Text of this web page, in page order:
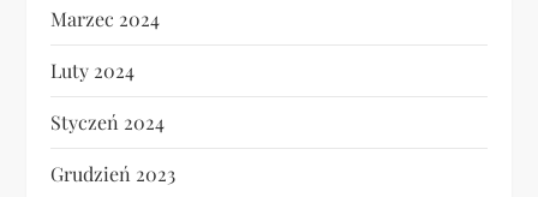
Marzec 2024
Luty 2024
Styczeń 2024
Grudzień 2023